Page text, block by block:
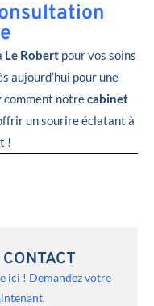
Le Robertpour vos soins
aujourd’hui pour une
notrecabinet
un sourire éclatant à
!
ici ! Demandez votre